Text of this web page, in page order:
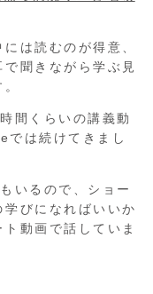
は読むのが得意、
聞きながら学ぶ見
間くらいの講義動
では続けてきまし
いるので、ショー
びになればいいか
動画で話していま